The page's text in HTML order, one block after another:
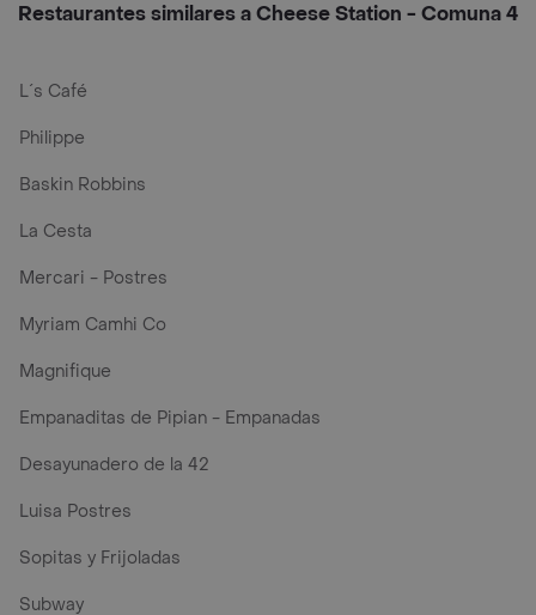
Restaurantes similares a Cheese Station - Comuna 4
L´s Café
Philippe
Baskin Robbins
La Cesta
Mercari - Postres
Myriam Camhi Co
Magnifique
Empanaditas de Pipian - Empanadas
Desayunadero de la 42
Luisa Postres
Sopitas y Frijoladas
Subway